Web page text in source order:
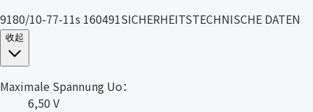
9180/10-77-11s 160491SICHERHEITSTECHNISCHE DATEN
收起
Maximale Spannung Uo：
6,50 V